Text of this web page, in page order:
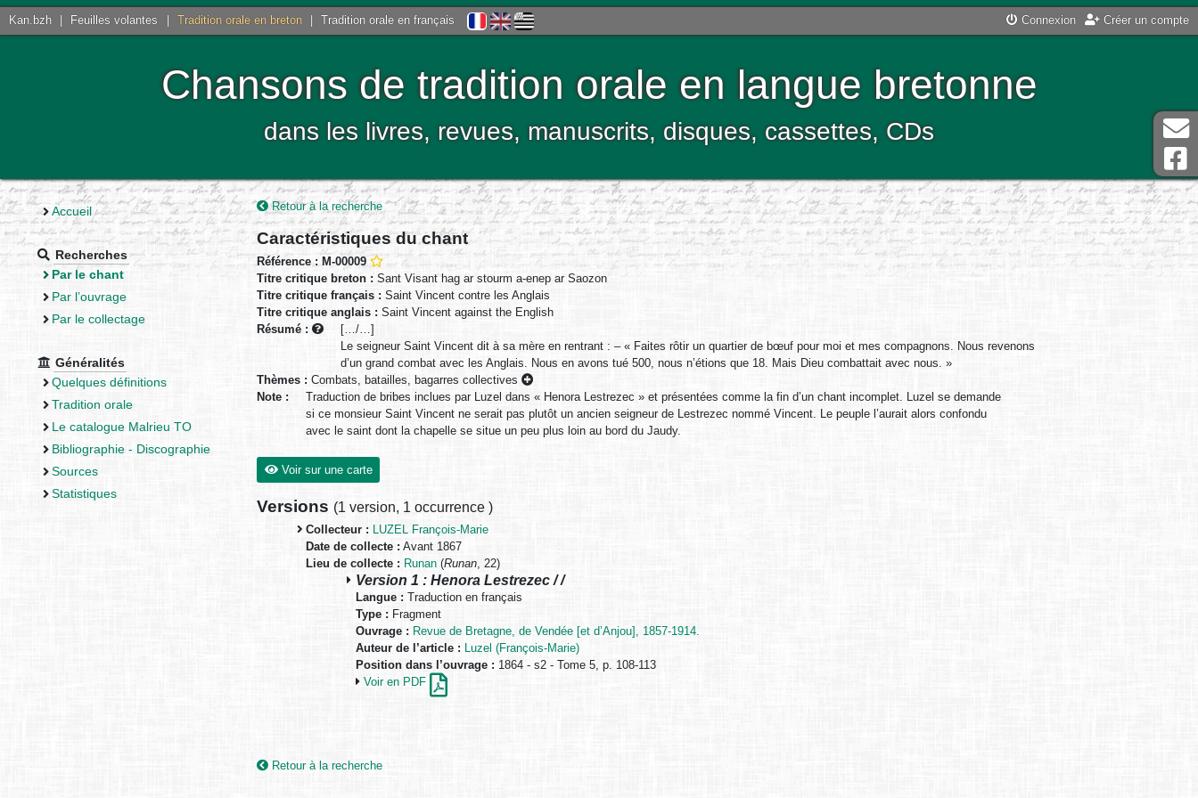
Kan.bzh Feuilles volantes Tradition orale en breton Tradition orale en français Connexion Créer un compte
Chansons de tradition orale en langue bretonne
dans les livres, revues, manuscrits, disques, cassettes, CDs
Accueil
Recherches
Par le chant
Par l’ouvrage
Par le collectage
Généralités
Quelques définitions
Tradition orale
Le catalogue Malrieu TO
Bibliographie - Discographie
Sources
Statistiques
Retour à la recherche
Caractéristiques du chant
Référence : M-00009
Titre critique breton : Sant Visant hag ar stourm a-enep ar Saozon
Titre critique français : Saint Vincent contre les Anglais
Titre critique anglais : Saint Vincent against the English
Résumé :
[…/…]
Le seigneur Saint Vincent dit à sa mère en rentrant : – « Faites rôtir un quartier de bœuf pour moi et mes compagnons. Nous revenons
d’un grand combat avec les Anglais. Nous en avons tué 500, nous n’étions que 18. Mais Dieu combattait avec nous. »
Thèmes : Combats, batailles, bagarres collectives
Note :
Traduction de bribes inclues par Luzel dans « Henora Lestrezec » et présentées comme la fin d’un chant incomplet. Luzel se demande
si ce monsieur Saint Vincent ne serait pas plutôt un ancien seigneur de Lestrezec nommé Vincent. Le peuple l’aurait alors confondu
avec le saint dont la chapelle se situe un peu plus loin au bord du Jaudy.
Voir sur une carte
Versions (1 version, 1 occurrence )
Collecteur : LUZEL François-Marie
Date de collecte : Avant 1867
Lieu de collecte : Runan (Runan, 22)
Version 1 : Henora Lestrezec / /
Langue : Traduction en français
Type : Fragment
Ouvrage : Revue de Bretagne, de Vendée [et d’Anjou], 1857-1914.
Auteur de l’article : Luzel (François-Marie)
Position dans l’ouvrage : 1864 - s2 - Tome 5, p. 108-113
Voir en PDF
Retour à la recherche